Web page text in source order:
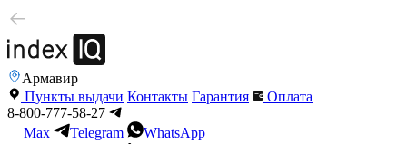
Армавир
Пункты выдачи Контакты Гарантия
Оплата
8-800-777-58-27
Max
Telegram
WhatsApp